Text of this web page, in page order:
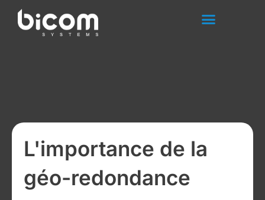
L'importance de la
géo-redondance